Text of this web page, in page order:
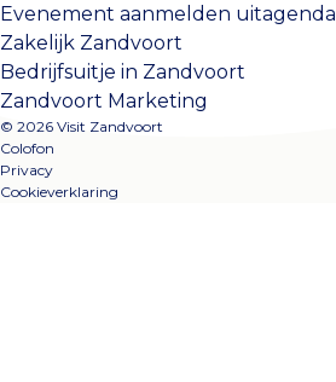
Evenement aanmelden uitagenda
Zakelijk Zandvoort
Bedrijfsuitje in Zandvoort
Zandvoort Marketing
© 2026 Visit Zandvoort
Colofon
Privacy
Cookieverklaring